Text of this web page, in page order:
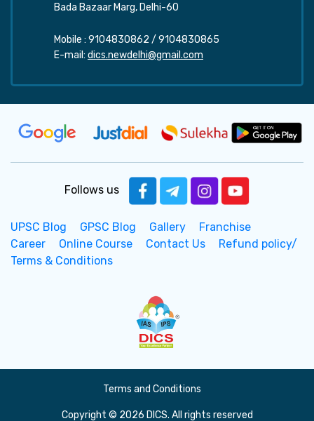
Bada Bazaar Marg, Delhi-60
Mobile : 9104830862 / 9104830865
E-mail: dics.newdelhi@gmail.com
Follows us
UPSC Blog GPSC Blog Gallery
Franchise
Career
Online Course Contact Us
Refund policy/
Terms & Conditions
Terms and Conditions
Copyright © 2026 DICS. All rights reserved